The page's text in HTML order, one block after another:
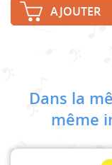
AJOUTER
Dans la
même